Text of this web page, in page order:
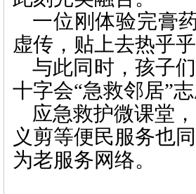
一位刚体验完膏
虚传，贴上去热乎
与此同时，孩子
十字会“急救邻居”
应急救护微课堂
义剪等便民服务也
为老服务网络。